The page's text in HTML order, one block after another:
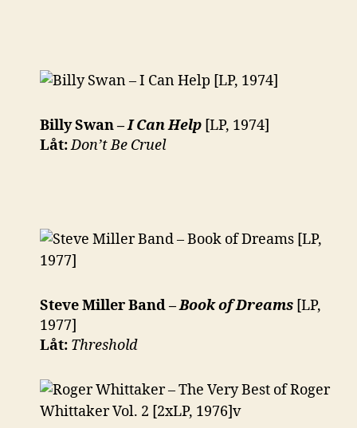
Billy Swan –I Can Help [LP, 1974]
Låt:Don’t Be Cruel
Steve Miller Band –Book of Dreams [LP,
1977]
Låt: Threshold